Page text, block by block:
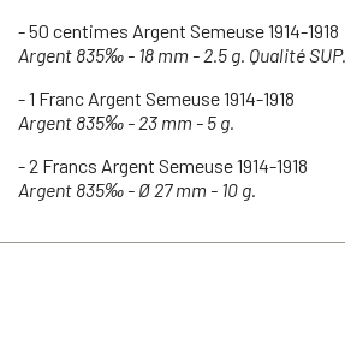
- 50 centimes Argent Semeuse 1914-1918
Argent 835‰ - 18 mm - 2.5 g. Qualité SUP.
- 1 Franc Argent Semeuse 1914-1918
Argent 835‰ - 23 mm - 5 g.
- 2 Francs Argent Semeuse 1914-1918
Argent 835‰ - Ø 27 mm - 10 g.